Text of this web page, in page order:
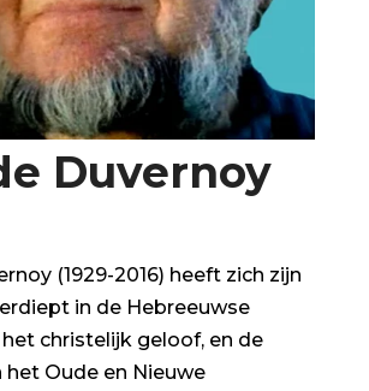
Duvernoy
(1929-2016) heeft zich zijn
in de Hebreeuwse
christelijk geloof, en de
het Oude en Nieuwe